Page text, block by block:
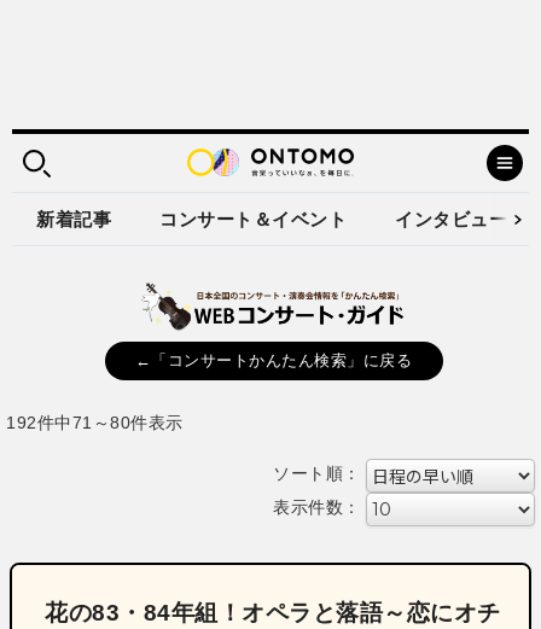
新着記事 コンサート＆イベント インタビュー
←「コンサートかんたん検索」に戻る
192件中71～80件表示
ソート順：
表示件数：
花の83・84年組！オペラと落語～恋にオチ